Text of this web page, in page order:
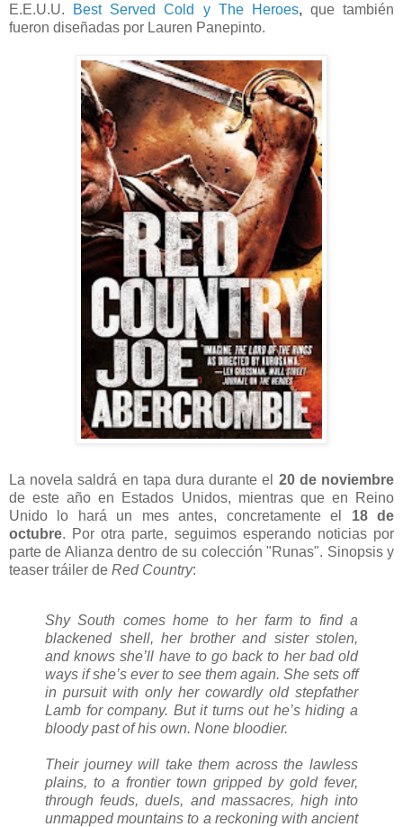
E.E.U.U.
Best Served Cold y The Heroes,que también
fueron diseñadas por Lauren Panepinto.
La novela saldrá en tapa dura durante el 20 de noviembre
de este año en Estados Unidos, mientras que en Reino
Unido lo hará un mes antes, concretamente el 18 de
octubre. Por otra parte, seguimos esperando noticias por
parte de Alianza dentro de su colección "Runas". Sinopsis y
teaser tráiler de Red Country:
Shy South comes home to her farm to find a
blackened shell, her brother and sister stolen,
and knows she’ll have to go back to her bad old
ways if she’s ever to see them again. She sets off
in pursuit with only her cowardly old stepfather
Lamb for company. But it turns out he’s hiding a
bloody past of his own. None bloodier.
Their journey will take them across the lawless
plains, to a frontier town gripped by gold fever,
through feuds, duels, and massacres, high into
unmapped mountains to a reckoning with ancient